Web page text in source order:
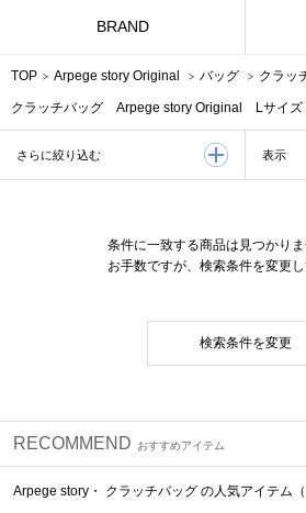
BRAND
TOP Arpege story Original バッグ クラッ
クラッチバッグ Arpege story Original Lサイズ
さらに絞り込む 表示
条件に一致する商品は見つかりま
お手数ですが、検索条件を変更し
検索条件を変更
RECOMMEND おすすめアイテム
Arpege story・ クラッチバッグ の人気アイテム